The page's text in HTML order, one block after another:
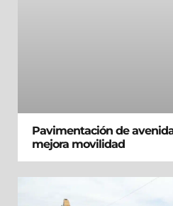
Pavimentación de
mejora movilidad